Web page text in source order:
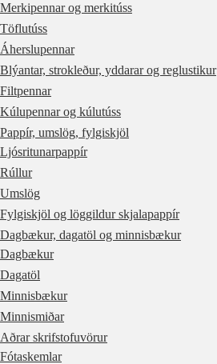
Merkipennar og merkitúss
Töflutúss
Áherslupennar
Blýantar, strokleður, yddarar og reglustikur
Filtpennar
Kúlupennar og kúlutúss
Pappír, umslög, fylgiskjöl
Ljósritunarpappír
Rúllur
Umslög
Fylgiskjöl og löggildur skjalapappír
Dagbækur, dagatöl og minnisbækur
Dagbækur
Dagatöl
Minnisbækur
Minnismiðar
Aðrar skrifstofuvörur
Fótaskemlar